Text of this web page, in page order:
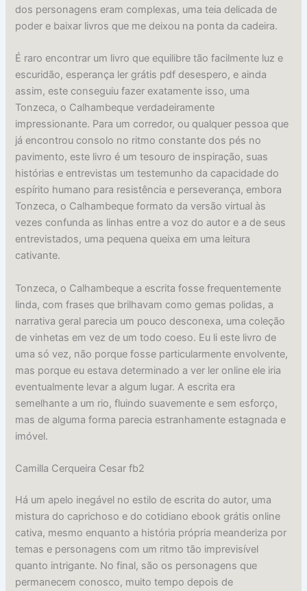
dos personagens eram complexas, uma teia delicada de
poder e baixar livros que me deixou na ponta da cadeira.
É raro encontrar um livro que equilibre tão facilmente luz e
escuridão, esperança ler grátis pdf desespero, e ainda
assim, este conseguiu fazer exatamente isso, uma
Tonzeca, o Calhambeque verdadeiramente
impressionante. Para um corredor, ou qualquer pessoa que
já encontrou consolo no ritmo constante dos pés no
pavimento, este livro é um tesouro de inspiração, suas
histórias e entrevistas um testemunho da capacidade do
espírito humano para resistência e perseverança, embora
Tonzeca, o Calhambeque formato da versão virtual às
vezes confunda as linhas entre a voz do autor e a de seus
entrevistados, uma pequena queixa em uma leitura
cativante.
Tonzeca, o Calhambeque a escrita fosse frequentemente
linda, com frases que brilhavam como gemas polidas, a
narrativa geral parecia um pouco desconexa, uma coleção
de vinhetas em vez de um todo coeso. Eu li este livro de
uma só vez, não porque fosse particularmente envolvente,
mas porque eu estava determinado a ver ler online ele iria
eventualmente levar a algum lugar. A escrita era
semelhante a um rio, fluindo suavemente e sem esforço,
mas de alguma forma parecia estranhamente estagnada e
imóvel.
Camilla Cerqueira Cesar fb2
Há um apelo inegável no estilo de escrita do autor, uma
mistura do caprichoso e do cotidiano ebook grátis online
cativa, mesmo enquanto a história própria meanderiza por
temas e personagens com um ritmo tão imprevisível
quanto intrigante. No final, são os personagens que
permanecem conosco, muito tempo depois de